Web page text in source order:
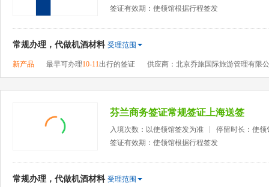
签证有效期：使领馆根据行程签发
常规办理，代做机酒材料 受理范围
新产品 最早可办理10-11出行的签证 供应商：北京乔旅国际旅游管理有限
芬兰商务签证常规签证上海送签
入境次数：以使领馆签发为准
停留时长：使领
签证有效期：使领馆根据行程签发
常规办理，代做机酒材料 受理范围